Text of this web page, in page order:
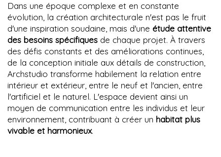
Dans une époque complexe et en constante
évolution, la création architecturale n'est pas le fruit
d'une inspiration soudaine, mais d'une étude attentive
des besoins spécifiques de chaque projet. À travers
des défis constants et des améliorations continues,
de la conception initiale aux détails de construction,
Archstudio transforme habilement la relation entre
intérieur et extérieur, entre le neuf et l'ancien, entre
l'artificiel et le naturel. L'espace devient ainsi un
moyen de communication entre les individus et leur
environnement, contribuant à créer un habitat plus
vivable et harmonieux.